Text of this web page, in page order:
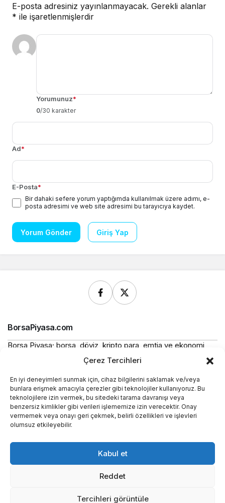
Çerez Tercihleri
En iyi deneyimleri sunmak için, cihaz bilgilerini saklamak ve/veya
bunlara erişmek amacıyla çerezler gibi teknolojiler kullanıyoruz. Bu
teknolojilere izin vermek, bu sitedeki tarama davranışı veya
benzersiz kimlikler gibi verileri işlememize izin verecektir. Onay
vermemek veya onayı geri çekmek, belirli özellikleri ve işlevleri
olumsuz etkileyebilir.
Kabul et
Reddet
Tercihleri görüntüle
E-posta adresiniz yayınlanmayacak. Gerekli alanlar
* ile işaretlenmişlerdir
Yorumunuz*
0/30 karakter
Ad*
E-Posta*
Bir dahaki sefere yorum yaptığımda kullanılmak üzere adımı, e-
posta adresimi ve web site adresimi bu tarayıcıya kaydet.
Yorum Gönder Giriş Yap
BorsaPiyasa.com
Borsa Piyasa; borsa, döviz, kripto para, emtia ve ekonomi
alanlarında güncel haberler, piyasa verileri ve bilgilendirici
içerikler sunan bağımsız bir dijital yayın platformudur.
Bu sitede yer alan içerikler bilgilendirme amaçlıdır ve
yatırım tavsiyesi niteliği taşımaz.
Yasal
Kurumsal